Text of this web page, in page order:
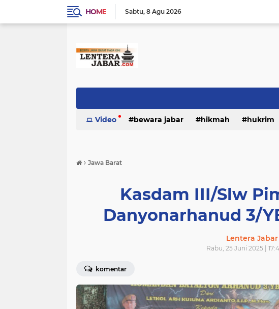
HOME Sabtu 8 Agu 2026
Video bewara jabar hikmah hukrim
› Jawa Barat
Kasdam III/Slw
Danyonarhanud 3/
Lentera Jabar
Rabu, 25 Juni 2025 |
komentar